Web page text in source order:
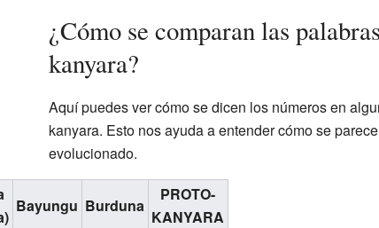
¿Cómo se comparan las
kanyara?
Aquí puedes ver cómo se dicen los números en
kanyara. Esto nos ayuda a entender cómo se
evolucionado.
Bayungu Burduna
PROTO-
KANYARA